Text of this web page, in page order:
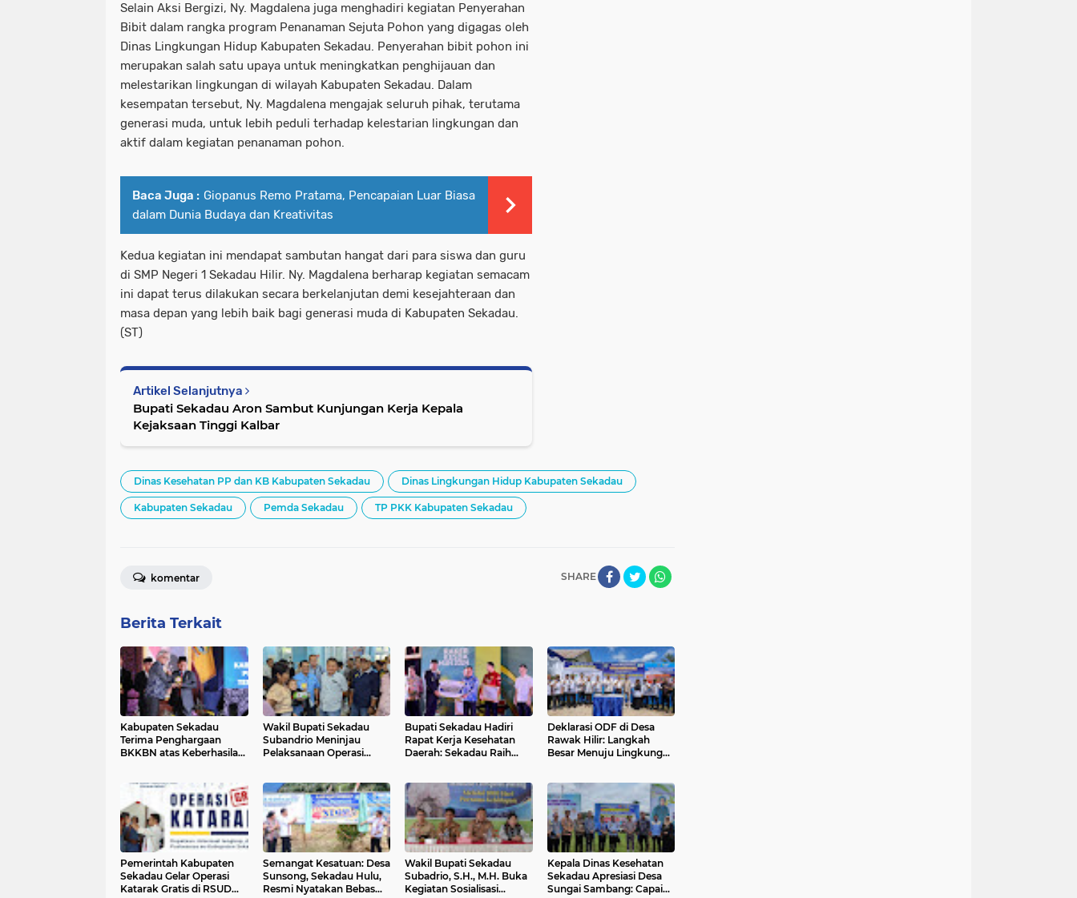
Selain Aksi Bergizi, Ny. Magdalena juga menghadiri kegiatan Penyerahan
Bibit dalam rangka program Penanaman Sejuta Pohon yang digagas oleh
Dinas Lingkungan Hidup Kabupaten Sekadau. Penyerahan bibit pohon ini
merupakan salah satu upaya untuk meningkatkan penghijauan dan
melestarikan lingkungan di wilayah Kabupaten Sekadau. Dalam
kesempatan tersebut, Ny. Magdalena mengajak seluruh pihak, terutama
generasi muda, untuk lebih peduli terhadap kelestarian lingkungan dan
aktif dalam kegiatan penanaman pohon.
Baca Juga : Giopanus Remo Pratama, Pencapaian Luar Biasa
dalam Dunia Budaya dan Kreativitas
Kedua kegiatan ini mendapat sambutan hangat dari para siswa dan guru
di SMP Negeri 1 Sekadau Hilir. Ny. Magdalena berharap kegiatan semacam
ini dapat terus dilakukan secara berkelanjutan demi kesejahteraan dan
masa depan yang lebih baik bagi generasi muda di Kabupaten Sekadau.
(ST)
Artikel Selanjutnya
Bupati Sekadau Aron Sambut Kunjungan Kerja Kepala
Kejaksaan Tinggi Kalbar
Dinas Kesehatan PP dan KB Kabupaten Sekadau Dinas Lingkungan Hidup Kabupaten Sekadau
Kabupaten Sekadau Pemda Sekadau TP PKK Kabupaten Sekadau
SHARE
komentar
Berita Terkait
Kabupaten Sekadau
Terima Penghargaan
BKKBN atas Keberhasilan
Wakil Bupati Sekadau
Subandrio Meninjau
Pelaksanaan Operasi
Bupati Sekadau Hadiri
Rapat Kerja Kesehatan
Daerah: Sekadau Raih
Deklarasi ODF di Desa
Rawak Hilir: Langkah
Besar Menuju Lingkungan
Pemerintah Kabupaten
Sekadau Gelar Operasi
Katarak Gratis di RSUD
Semangat Kesatuan: Desa
Sunsong, Sekadau Hulu,
Resmi Nyatakan Bebas
Wakil Bupati Sekadau
Subadrio, S.H., M.H. Buka
Kegiatan Sosialisasi
Kepala Dinas Kesehatan
Sekadau Apresiasi Desa
Sungai Sambang: Capai